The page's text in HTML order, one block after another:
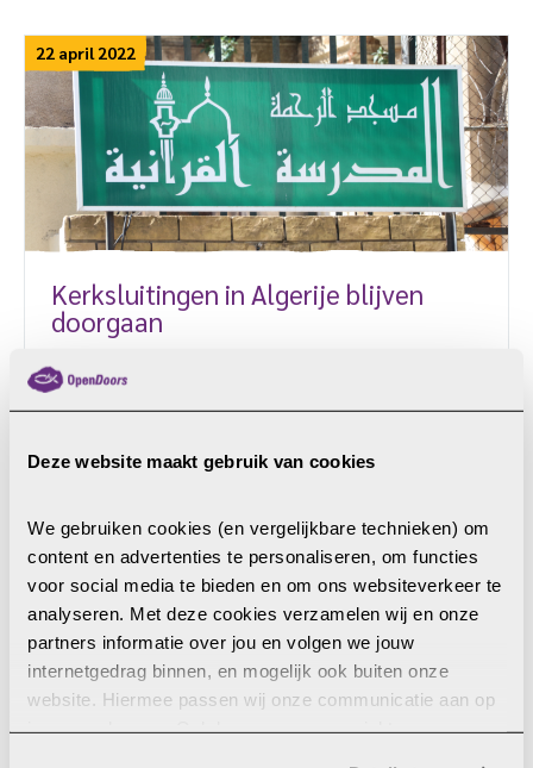
Deze website maakt gebruik van cookies
We gebruiken cookies (en vergelijkbare technieken) om
content en advertenties te personaliseren, om functies
voor social media te bieden en om ons websiteverkeer te
analyseren. Met deze cookies verzamelen wij en onze
partners informatie over jou en volgen we jouw
internetgedrag binnen, en mogelijk ook buiten onze
website. Hiermee passen wij onze communicatie aan op
jouw voorkeuren. Ook kunnen we zo gerichte
overheid. Het is de 39e van de in totaal 47 kerken
die zijn aangesloten bij de Eglise Protestante
d’Algérie (EPA). […]
22 april 2022
Kerksluitingen in Algerije blijven
doorgaan
kerk de opdracht gegeven haar deuren te sluiten.
Tegen een andere kerk loopt een gerechtelijke
Eerder deze maand kreeg de kerk van ‘Aouchiche’
gouverneur had bevolen dat zij haar activiteiten
met onmiddellijke ingang moest staken. De kerk
telt ongeveer 300 leden. ‘Aouchiche’ is lid van het
netwerk […]
LEES MEER
10 juni 2021